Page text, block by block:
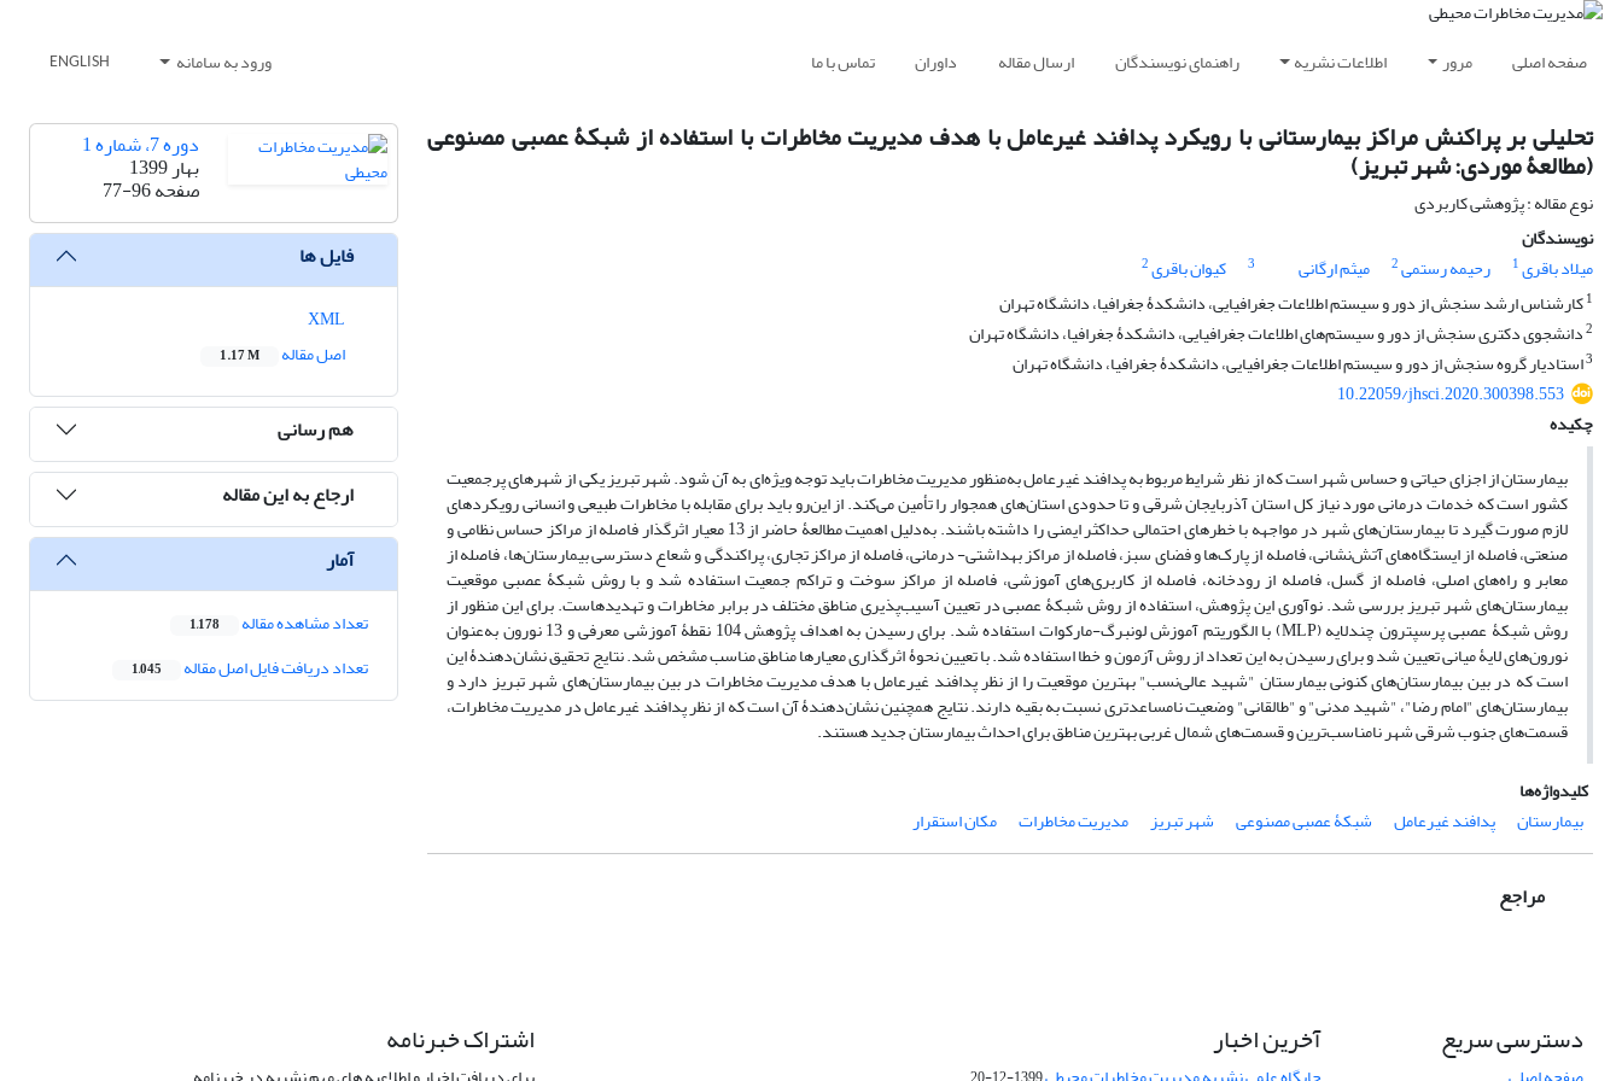
صفحه اصلی مرور اطلاعات نشریه راهنمای نویسندگان ارسال مقاله داوران تماس با ما ورود به سامانه ENGLISH
تحلیلی بر پراکنش مراکز بیمارستانی با رویکرد پدافند غیرعامل با هدف مدیریت مخاطرات با استفاده از شبکۀ عصبی مصنوعی
(مطالعۀ موردی: شهر تبریز)
نوع مقاله : پژوهشی کاربردی
نویسندگان
میلاد باقری1 رحیمه رستمی2 میثم ارگانی 3 کیوان باقری2
1کارشناس ارشد سنجش از دور و سیستم اطلاعات جغرافیایی، دانشکدۀ جغرافیا، دانشگاه تهران
2دانشجوی دکتری سنجش از دور و سیستم‌های اطلاعات جغرافیایی، دانشکدۀ جغرافیا، دانشگاه تهران
3استادیار گروه سنجش از دور و سیستم اطلاعات جغرافیایی، دانشکدۀ جغرافیا، دانشگاه تهران
10.22059/jhsci.2020.300398.553
چکیده
بیمارستان از اجزای حیاتی و حساس شهر است که از نظر شرایط مربوط به پدافند غیرعامل به‌منظور مدیریت مخاطرات باید توجه ویژه‌ای به آن شود. شهر تبریز یکی از شهرهای پرجمعیت
کشور است که خدمات درمانی مورد نیاز کل استان آذربایجان شرقی و تا حدودی استان‌های همجوار را تأمین می‌کند. از این‌رو باید برای مقابله با مخاطرات طبیعی و انسانی رویکردهای
لازم صورت گیرد تا بیمارستان‌های شهر در مواجهه با خطرهای احتمالی حداکثر ایمنی را داشته باشند. به‌دلیل اهمیت مطالعۀ حاضر از 13 معیار اثرگذار فاصله از مراکز حساس نظامی و
صنعتی، فاصله از ایستگاه‌های آتش‌نشانی، فاصله از پارک‌ها و فضای سبز، فاصله از مراکز بهداشتی- درمانی، فاصله از مراکز تجاری، پراکندگی و شعاع دسترسی بیمارستان‌ها، فاصله از
معابر و راه‌های اصلی، فاصله از گسل، فاصله از رودخانه، فاصله از کاربری‌های آموزشی، فاصله از مراکز سوخت و تراکم جمعیت استفاده شد و با روش شبکۀ عصبی موقعیت
بیمارستان‌های شهر تبریز بررسی شد. نو‌آوری این پژوهش، استفاده از روش شبکۀ عصبی در تعیین آسیب‌پذیری مناطق مختلف در برابر مخاطرات و تهدیدهاست. برای این منظور از
روش شبکۀ عصبی پرسپترون چندلایه (MLP) با الگوریتم آموزش لونبرگ-مارکوات استفاده شد. برای رسیدن به اهداف پژوهش 104 نقطۀ آموزشی معرفی و 13 نورون به‌عنوان
نورون‌های لایۀ میانی تعیین شد و برای رسیدن به این تعداد از روش آزمون و خطا استفاده شد. با تعیین نحوۀ اثرگذاری معیارها مناطق مناسب مشخص شد. نتایج تحقیق نشان‌دهندۀ این
است که در بین بیمارستان‌های کنونی بیمارستان "شهید عالی‌نسب" بهترین موقعیت را از نظر پدافند غیرعامل با هدف مدیریت مخاطرات در بین بیمارستان‌های شهر تبریز دارد و
بیمارستان‌های "امام رضا"، "شهید مدنی" و "طالقانی" وضعیت نامساعدتری نسبت به بقیه دارند. نتایج همچنین نشان‌دهندۀ آن است که از نظر پدافند غیرعامل در مدیریت مخاطرات،
قسمت‌های جنوب شرقی شهر نامناسب‌ترین و قسمت‌های شمال غربی بهترین مناطق برای احداث بیمارستان جدید هستند.
کلیدواژه‌ها
بیمارستان
پدافند غیرعامل شبکۀ عصبی مصنوعی شهر تبریز مدیریت مخاطرات مکان استقرار
مراجع
دوره 7، شماره 1
بهار 1399
صفحه77-96
فایل ها
اصل مقاله
1.17 M
هم رسانی
ارجاع به این مقاله
آمار
تعداد مشاهده مقاله 1,178
تعداد دریافت فایل اصل مقاله 1,045
دسترسی سریع آخرین اخبار اشتراک خبرنامه